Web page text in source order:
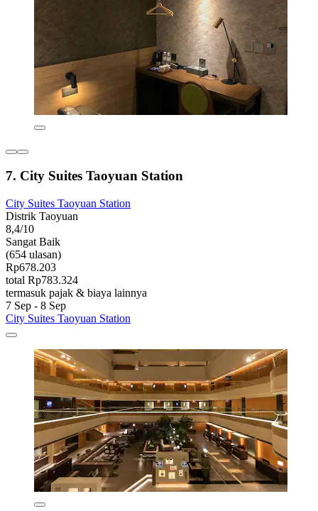
7. City Suites Taoyuan Station
City Suites Taoyuan Station
Distrik Taoyuan
8,4/10
Sangat Baik
(654 ulasan)
Rp678.203
total Rp783.324
termasuk pajak & biaya lainnya
7 Sep - 8 Sep
City Suites Taoyuan Station